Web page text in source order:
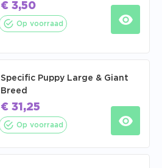
€ 3,50
Op voorraad
Specific Puppy Large & Giant
Breed
€ 31,25
Op voorraad